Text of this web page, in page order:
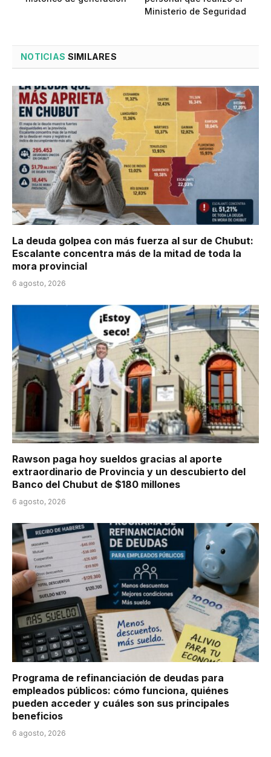
Ministerio de Seguridad
NOTICIAS SIMILARES
La deuda golpea con más fuerza al sur de Chubut:
Escalante concentra más de la mitad de toda la
mora provincial
6 agosto, 2026
Rawson paga hoy sueldos gracias al aporte
extraordinario de Provincia y un descubierto del
Banco del Chubut de $180 millones
6 agosto, 2026
Programa de refinanciación de deudas para
empleados públicos: cómo funciona, quiénes
pueden acceder y cuáles son sus principales
beneficios
6 agosto, 2026